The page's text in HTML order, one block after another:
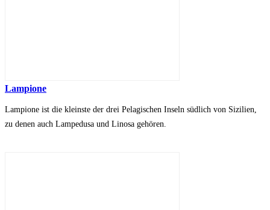
Lampione
Lampione ist die kleinste der drei Pelagischen Inseln südlich von Sizilien,
zu denen auch Lampedusa und Linosa gehören.